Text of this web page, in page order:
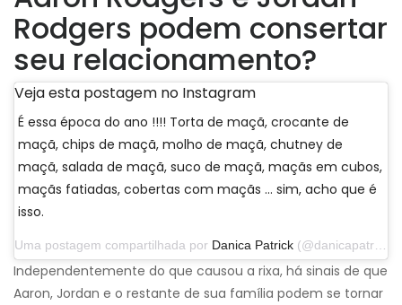
Rodgers podem consertar
seu relacionamento?
Veja esta postagem no Instagram
É essa época do ano !!!! Torta de maçã, crocante de
maçã, chips de maçã, molho de maçã, chutney de
maçã, salada de maçã, suco de maçã, maçãs em cubos,
maçãs fatiadas, cobertas com maçãs ... sim, acho que é
isso.
Uma postagem compartilhada por Danica Patrick (@danicapatrick) em 29 de setembro de 2019 às 14h31 PDT
Independentemente do que causou a rixa, há sinais de que
Aaron, Jordan e o restante de sua família podem se tornar